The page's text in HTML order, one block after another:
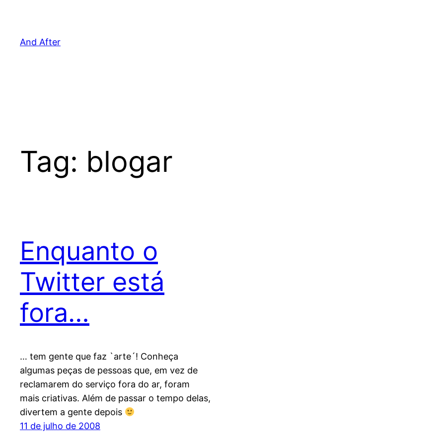
And After
Tag: blogar
Enquanto o
Twitter está
fora…
… tem gente que faz `arte´! Conheça
algumas peças de pessoas que, em vez de
reclamarem do serviço fora do ar, foram
mais criativas. Além de passar o tempo delas,
divertem a gente depois
11 de julho de 2008